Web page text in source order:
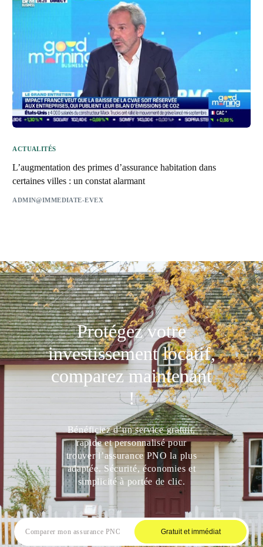
ACTUALITÉS
L’augmentation des primes d’assurance habitation dans
certaines villes : un constat alarmant
ADMIN@IMMEDIATE-EVEX
Protégez votre
investissement locatif,
comparez maintenant
!
Bénéficiez d’un service gratuit,
rapide et personnalisé pour
trouver l’assurance PNO la plus
adaptée. Sécurité, économies et
simplicité à portée de clic.
Gratuit et immédiat